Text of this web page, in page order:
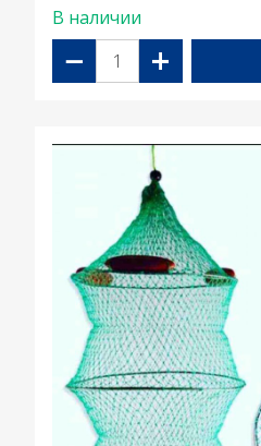
В наличии
− +